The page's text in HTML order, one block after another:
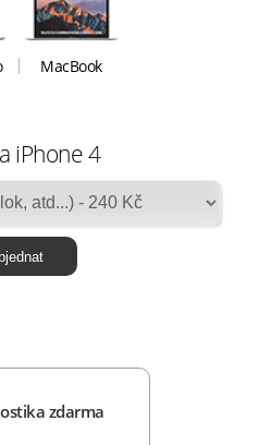
MacBook
iPhone 4
zdarma